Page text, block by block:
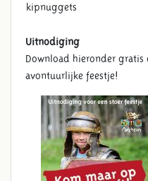
kipnuggets
Uitnodiging
Download hieronder
avontuurlijke feestje!